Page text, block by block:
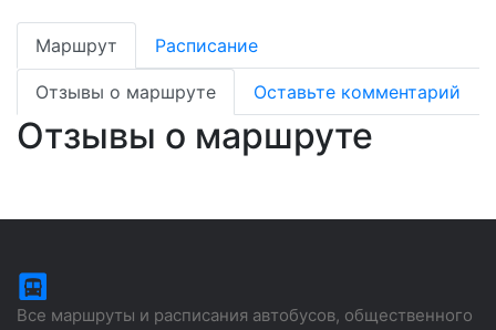
Маршрут Расписание
Отзывы о маршруте Оставьте комментарий
Отзывы о маршруте
Все маршруты и расписания автобусов, общественного